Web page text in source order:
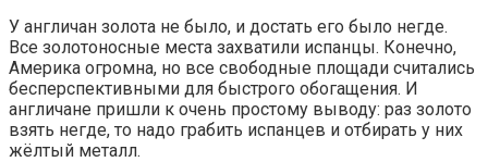
У англичан золота не было, и достать его было негде.
Все золотоносные места захватили испанцы. Конечно,
Америка огромна, но все свободные площади считались
бесперспективными для быстрого обогащения. И
англичане пришли к очень простому выводу: раз золото
взять негде, то надо грабить испанцев и отбирать у них
жёлтый металл.